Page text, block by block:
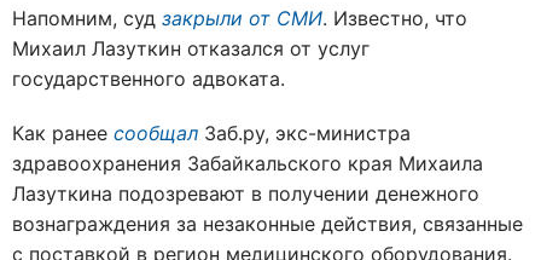
Напомним, суд закрыли от СМИ. Известно, что
Михаил Лазуткин отказался от услуг
государственного адвоката.
Как ранее сообщал Заб.ру, экс-министра
здравоохранения Забайкальского края Михаила
Лазуткина подозревают в получении денежного
вознаграждения за незаконные действия, связанные
с поставкой в регион медицинского оборудования.